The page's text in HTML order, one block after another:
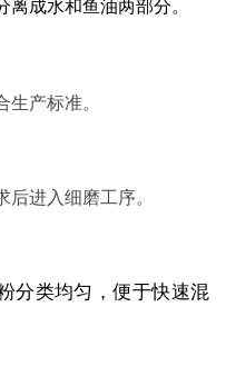
成水和鱼油两部分。
产标准。
进入细磨工序。
分类均匀，便于快速混